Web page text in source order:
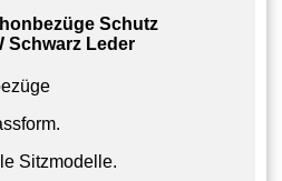
Schutz
Schwarz Leder
Sitzmodelle.